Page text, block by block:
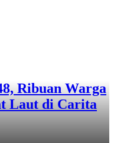
Ribuan Warga
Laut di Carita